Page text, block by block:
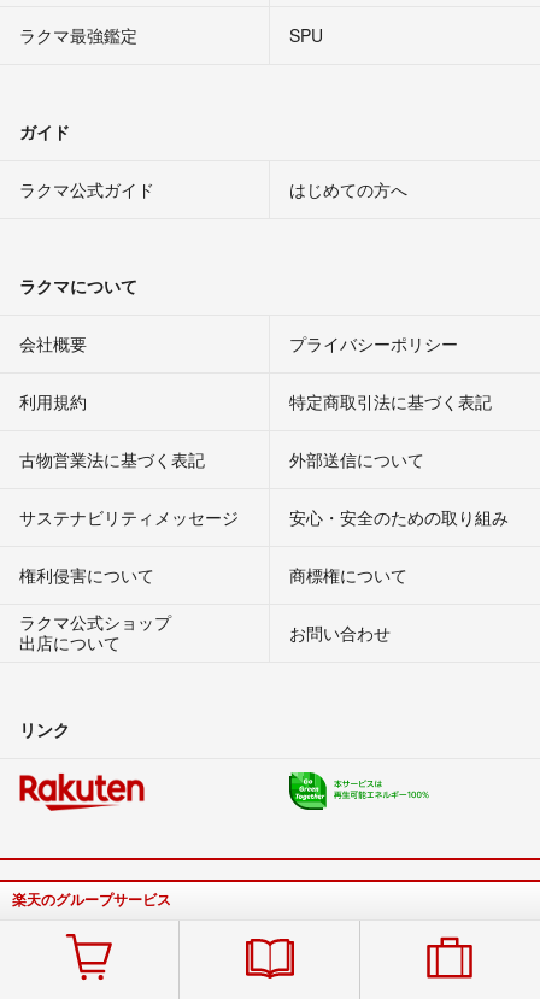
ラクマ最強鑑定
SPU
ガイド
ラクマ公式ガイド はじめての方へ
ラクマについて
会社概要 プライバシーポリシー
利用規約 特定商取引法に基づく表記
古物営業法に基づく表記 外部送信について
サステナビリティメッセージ 安心・安全のための取り組み
権利侵害について
商標権について
ラクマ公式ショップ
出店について
お問い合わせ
リンク
楽天のグループサービス